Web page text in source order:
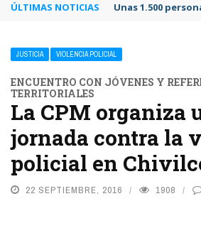
ÚLTIMAS NOTICIAS Unas 1.500
JUSTICIA VIOLENCIA POLICIAL
ENCUENTRO CON JÓVENES Y
TERRITORIALES
La CPM organiza
jornada contra la
policial en
22 SEPTIEMBRE, 2016 1908